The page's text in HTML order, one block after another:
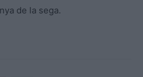
de la sega.